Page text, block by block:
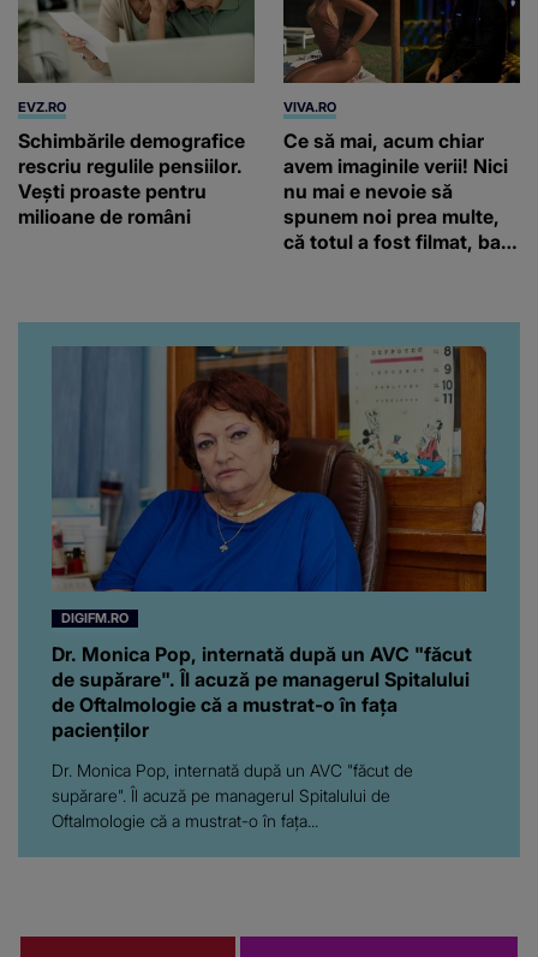
EVZ.RO
Schimbările demografice
rescriu regulile pensiilor.
Vești proaste pentru
milioane de români
VIVA.RO
Ce să mai, acum chiar
avem imaginile verii! Nici
nu mai e nevoie să
spunem noi prea multe,
că totul a fost filmat, ba
da, frumoasa iubită a lui
Florin Ristei e...
DIGIFM.RO
Dr. Monica Pop, internată după un AVC "făcut
de supărare". Îl acuză pe managerul Spitalului
de Oftalmologie că a mustrat-o în fața
pacienților
Dr. Monica Pop, internată după un AVC "făcut de
supărare". Îl acuză pe managerul Spitalului de
Oftalmologie că a mustrat-o în fața...